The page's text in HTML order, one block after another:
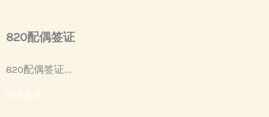
820配偶签证
820配偶签证...
阅读更多